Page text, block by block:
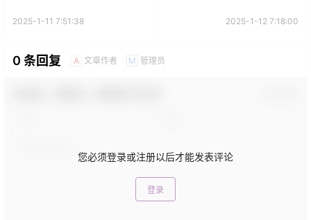
2025-1-11 7:51:38 2025-1-12 7:18:00
0 条回复 A 文章作者 M 管理员
您必须登录或注册以后才能发表评论
登录